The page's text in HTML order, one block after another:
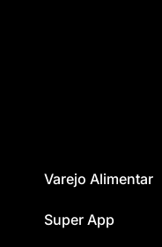
Varejo Alimentar
Super App